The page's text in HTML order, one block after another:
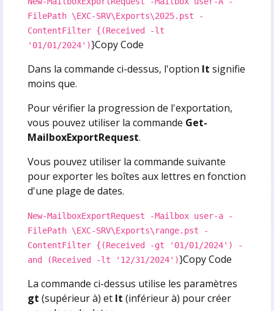
FilePath \EXC-SRV\Exports\2025.pst -
ContentFilter {(Received -lt
'01/01/2024')}Copy Code
Dans la commande ci-dessus, l'option lt signifie
moins que.
Pour vérifier la progression de l'exportation,
vous pouvez utiliser la commande Get-
MailboxExportRequest.
Vous pouvez utiliser la commande suivante
pour exporter les boîtes aux lettres en fonction
d'une plage de dates.
New-MailboxExportRequest -Mailbox user-a -
FilePath \EXC-SRV\Exports\range.pst -
ContentFilter {(Received -gt '01/01/2024') -
and (Received -lt '12/31/2024')}Copy Code
La commande ci-dessus utilise les paramètres
gt (supérieur à) et lt (inférieur à) pour créer